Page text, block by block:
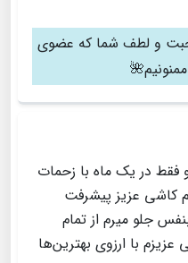
و لطف شما که عضوی
فقط در یک ماه با زحمات
کاشی عزیز پیشرفت
جلو میرم از تمام
با ارزوی بهترین‌ها